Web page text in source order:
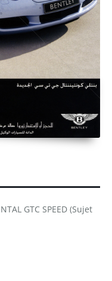
GTC SPEED (Sujet